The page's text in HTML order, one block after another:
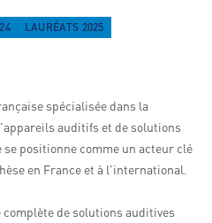
LAURÉATS 2025
spécialisée dans la
auditifs et de solutions
se positionne comme un acteur clé
en France et à l'international.
de solutions auditives